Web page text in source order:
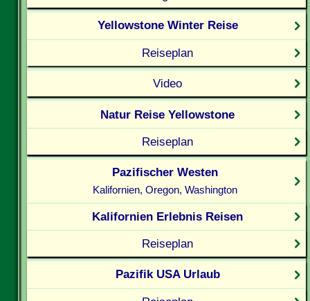
Yellowstone Winter Reise
Reiseplan
Video
Natur Reise Yellowstone
Reiseplan
Pazifischer Westen
Kalifornien, Oregon, Washington
Kalifornien Erlebnis Reisen
Reiseplan
Pazifik USA Urlaub